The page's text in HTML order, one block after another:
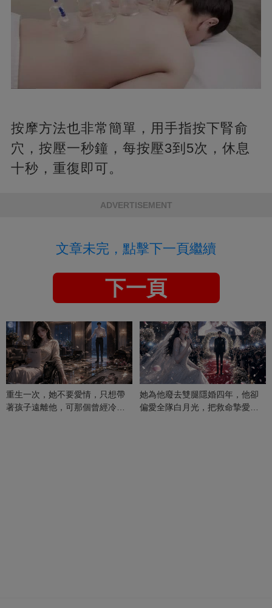
按摩方法也非常簡單，用手指按下腎俞
穴，按壓一秒鐘，每按壓3到5次，休息
十秒，重復即可。
ADVERTISEMENT
文章未完，點擊下一頁繼續
下一頁
重生一次，她不要愛情，只想帶
著孩子遠離他，可那個曾經冷漠
她為他廢去雙腿隱婚四年，他卻
偏愛全隊白月光，把救命摯愛當